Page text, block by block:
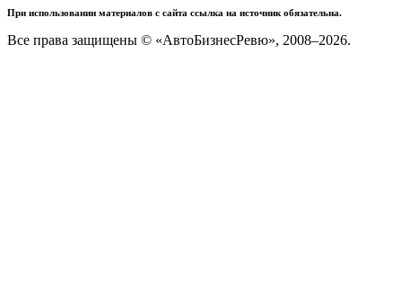
При использовании материалов с сайта ссылка на источник обязательна.
Все права защищены © «АвтоБизнесРевю», 2008–2026.